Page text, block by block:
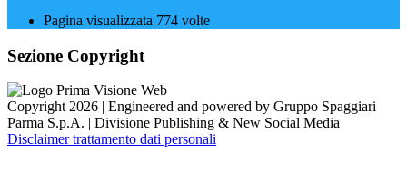
Pagina visualizzata 774 volte
Sezione Copyright
Copyright 2026 | Engineered and powered by Gruppo Spaggiari
Parma S.p.A. | Divisione Publishing & New Social Media
Disclaimer trattamento dati personali